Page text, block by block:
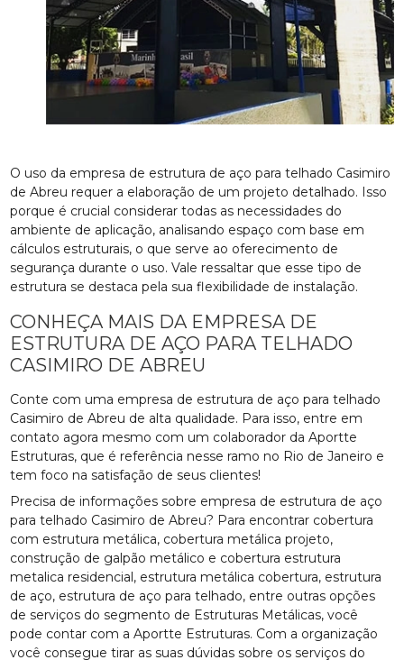
O uso da empresa de estrutura de aço para telhado Casimiro
de Abreu requer a elaboração de um projeto detalhado. Isso
porque é crucial considerar todas as necessidades do
ambiente de aplicação, analisando espaço com base em
cálculos estruturais, o que serve ao oferecimento de
segurança durante o uso. Vale ressaltar que esse tipo de
estrutura se destaca pela sua flexibilidade de instalação.
CONHEÇA MAIS DA EMPRESA DE
ESTRUTURA DE AÇO PARA TELHADO
CASIMIRO DE ABREU
Conte com uma empresa de estrutura de aço para telhado
Casimiro de Abreu de alta qualidade. Para isso, entre em
contato agora mesmo com um colaborador da Aportte
Estruturas, que é referência nesse ramo no Rio de Janeiro e
tem foco na satisfação de seus clientes!
Precisa de informações sobre empresa de estrutura de aço
para telhado Casimiro de Abreu? Para encontrar cobertura
com estrutura metálica, cobertura metálica projeto,
construção de galpão metálico e cobertura estrutura
metalica residencial, estrutura metálica cobertura, estrutura
de aço, estrutura de aço para telhado, entre outras opções
de serviços do segmento de Estruturas Metálicas, você
pode contar com a Aportte Estruturas. Com a organização
você consegue tirar as suas dúvidas sobre os serviços do